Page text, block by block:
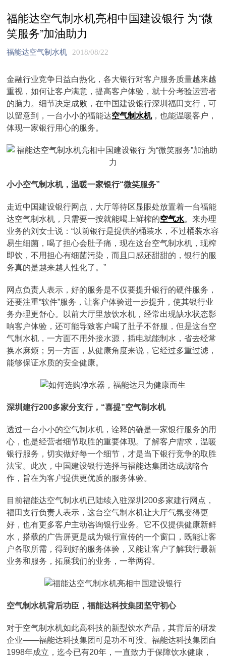
福能达空气制水机亮相中国建设银行 为“微
笑服务”加油助力
福能达空气制水机 2018/08/22
金融行业竞争日益白热化，各大银行对客户服务质量越来越
重视，如何让客户满意，提高客户体验，就十分考验运营者
的脑力。细节决定成败，在中国建设银行深圳福田支行，可
以留意到，一台小小的福能达空气制水机，也能温暖客户，
体现一家银行用心的服务。
小小空气制水机，温暖一家银行“微笑服务”
走近中国建设银行网点，大厅等待区显眼处放置着一台福能
达空气制水机，只需要一按就能喝上鲜榨的空气水。来办理
业务的刘女士说：“以前银行是提供的桶装水，不过桶装水容
易生细菌，喝了担心会肚子痛，现在这台空气制水机，现榨
即饮，不用担心有细菌污染，而且口感还甜甜的，银行的服
务真的是越来越人性化了。”
网点负责人表示，好的服务是不仅要提升银行的硬件服务，
还要注重“软件”服务，让客户体验进一步提升，使其银行业
务办理更舒心。以前大厅里放饮水机，经常出现缺水状态影
响客户体验，还可能导致客户喝了肚子不舒服，但是这台空
气制水机，一方面不用外接水源，插电就能制水，省去经常
换水麻烦；另一方面，从健康角度来说，它经过多重过滤，
能够保证水质的安全健康。
深圳建行200多家分支行，“喜提”空气制水机
透过一台小小的空气制水机，诠释的确是一家银行服务的用
心，也是经营者细节取胜的重要体现。了解客户需求，温暖
银行服务，切实做好每一个细节，才是当下银行竞争的取胜
法宝。此次，中国建设银行选择与福能达集团达成战略合
作，旨在为客户提供更优质的服务体验。
目前福能达空气制水机已陆续入驻深圳200多家建行网点，
福田支行负责人表示，这台空气制水机让大厅气氛变得更
好，也有更多客户主动咨询银行业务。它不仅提供健康新鲜
水，搭载的广告屏更是成为银行宣传的一个窗口，既能让客
户各取所需，得到好的服务体验，又能让客户了解我行最新
业务和服务，拓展我们的业务，一举两得。
空气制水机背后功臣，福能达科技集团坚守初心
对于空气制水机如此高科技的新型饮水产品，其背后的研发
企业——福能达科技集团可是功不可没。福能达科技集团自
1998年成立，迄今已有20年，一直致力于保障饮水健康，